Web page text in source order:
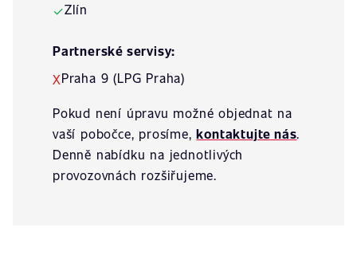
✓Zlín
Partnerské servisy:
XPraha 9 (LPG Praha)
Pokud není úpravu možné objednat na
vaší pobočce, prosíme,kontaktujte nás.
Denně nabídku na jednotlivých
provozovnách rozšiřujeme.